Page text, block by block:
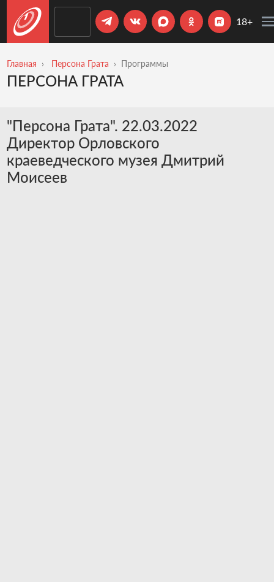
18+
Главная Персона Грата Программы
ПЕРСОНА ГРАТА
"Персона Грата". 22.03.2022
Директор Орловского
краеведческого музея Дмитрий
Моисеев